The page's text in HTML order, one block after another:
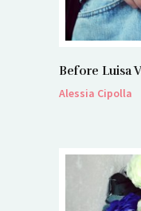
Before Luisa
Alessia Cipolla